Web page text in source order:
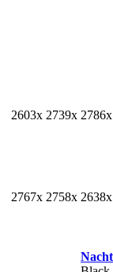
2603x 2739x 2786x
2767x 2758x 2638x